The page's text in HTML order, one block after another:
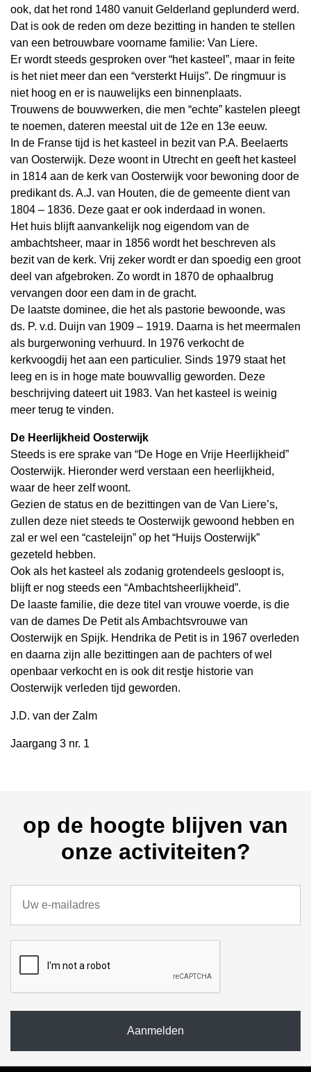
ook, dat het rond 1480 vanuit Gelderland geplunderd werd.
Dat is ook de reden om deze bezitting in handen te stellen
van een betrouwbare voorname familie: Van Liere.
Er wordt steeds gesproken over “het kasteel”, maar in feite
is het niet meer dan een “versterkt Huijs”. De ringmuur is
niet hoog en er is nauwelijks een binnenplaats.
Trouwens de bouwwerken, die men “echte” kastelen pleegt
te noemen, dateren meestal uit de 12e en 13e eeuw.
In de Franse tijd is het kasteel in bezit van P.A. Beelaerts
van Oosterwijk. Deze woont in Utrecht en geeft het kasteel
in 1814 aan de kerk van Oosterwijk voor bewoning door de
predikant ds. A.J. van Houten, die de gemeente dient van
1804 – 1836. Deze gaat er ook inderdaad in wonen.
Het huis blijft aanvankelijk nog eigendom van de
ambachtsheer, maar in 1856 wordt het beschreven als
bezit van de kerk. Vrij zeker wordt er dan spoedig een groot
deel van afgebroken. Zo wordt in 1870 de ophaalbrug
vervangen door een dam in de gracht.
De laatste dominee, die het als pastorie bewoonde, was
ds. P. v.d. Duijn van 1909 – 1919. Daarna is het meermalen
als burgerwoning verhuurd. In 1976 verkocht de
kerkvoogdij het aan een particulier. Sinds 1979 staat het
leeg en is in hoge mate bouwvallig geworden. Deze
beschrijving dateert uit 1983. Van het kasteel is weinig
meer terug te vinden.
De Heerlijkheid Oosterwijk
Steeds is ere sprake van “De Hoge en Vrije Heerlijkheid”
Oosterwijk. Hieronder werd verstaan een heerlijkheid,
waar de heer zelf woont.
Gezien de status en de bezittingen van de Van Liere’s,
zullen deze niet steeds te Oosterwijk gewoond hebben en
zal er wel een “casteleijn” op het “Huijs Oosterwijk”
gezeteld hebben.
Ook als het kasteel als zodanig grotendeels gesloopt is,
blijft er nog steeds een “Ambachtsheerlijkheid”.
De laaste familie, die deze titel van vrouwe voerde, is die
van de dames De Petit als Ambachtsvrouwe van
Oosterwijk en Spijk. Hendrika de Petit is in 1967 overleden
en daarna zijn alle bezittingen aan de pachters of wel
openbaar verkocht en is ook dit restje historie van
Oosterwijk verleden tijd geworden.
J.D. van der Zalm
Jaargang 3 nr. 1
op de hoogte blijven van
onze activiteiten?